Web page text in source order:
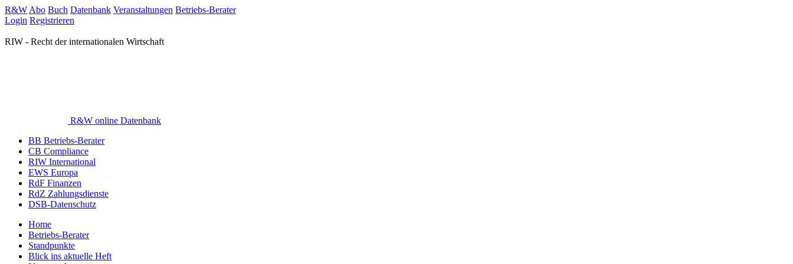
R&W Abo Buch Datenbank Veranstaltungen Betriebs-Berater
Login Registrieren
RIW - Recht der internationalen Wirtschaft
R&W online Datenbank
BB Betriebs-Berater
CB Compliance
RIW International
EWS Europa
RdF Finanzen
RdZ Zahlungsdienste
DSB-Datenschutz
Home
Betriebs-Berater
Standpunkte
Blick ins aktuelle Heft